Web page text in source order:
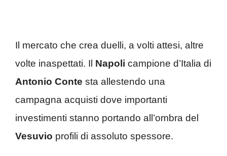
Il mercato che crea duelli, a volti attesi, altre
volte inaspettati. Il Napoli campione d’Italia di
Antonio Conte sta allestendo una
campagna acquisti dove importanti
investimenti stanno portando all’ombra del
Vesuvio profili di assoluto spessore.